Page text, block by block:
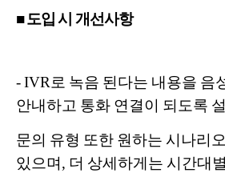
■ 도입 시 개선사항
- IVR로 녹음 된다는 내용을 음
안내하고 통화 연결이 되도록
문의 유형 또한 원하는 시나리
있으며, 더 상세하게는 시간대